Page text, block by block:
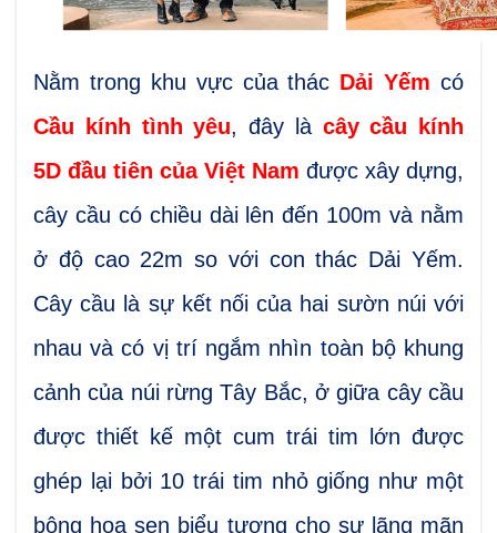
Nằm trong khu vực của thác Dải Yếm có
Cầu kính tình yêu, đây là cây cầu kính
5D đầu tiên của Việt Nam được xây dựng,
cây cầu có chiều dài lên đến 100m và nằm
ở độ cao 22m so với con thác Dải Yếm.
Cây cầu là sự kết nối của hai sườn núi với
nhau và có vị trí ngắm nhìn toàn bộ khung
cảnh của núi rừng Tây Bắc, ở giữa cây cầu
được thiết kế một cum trái tim lớn được
ghép lại bởi 10 trái tim nhỏ giống như một
bông hoa sen biểu tượng cho sự lãng mãn